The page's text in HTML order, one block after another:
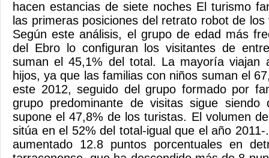
hacen estancias de siete noches El turismo
las primeras posiciones del retrato robot de
Según este análisis, el grupo de edad más
del Ebro lo configuran los visitantes de
suman el 45,1% del total. La mayoría viajan
hijos, ya que las familias con niños suman el
este 2012, seguido del grupo formado por
grupo predominante de visitas sigue siendo
supone el 47,8% de los turistas. El volumen
sitúa en el 52% del total-igual que el año
aumentado 12.8 puntos porcentuales en